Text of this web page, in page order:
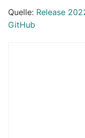
Quelle: Release
GitHub